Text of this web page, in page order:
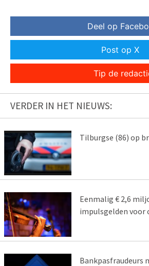
Deel op
Post op X
Tip de
VERDER IN HET NIEUWS:
Tilburgse (86) op
Eenmalig € 2,6
impulsgelden
Bankpasfraudeurs